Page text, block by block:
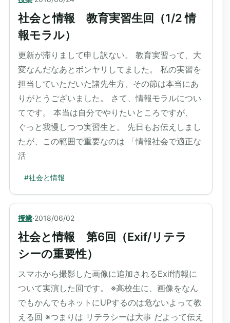
社会と情報 教育実習生回（1/2 情
報モラル）
更新が滞りまして申し訳ない。 教育実習って、大
変なんだなあとボンヤリしてました。 私の実習を
担当していただいた諸先生方、その節は本当にあ
りがとうございました。 さて、情報モラルについ
てです。 本当は自分でやりたいところですが、
ぐっと我慢しつつ実習生と。 先日もお伝えしまし
たが、この範囲で重要なのは 「情報社会で適正な
活
#社会と情報
授業·2018/06/02
社会と情報 第6回（Exif/リテラ
シーの重要性）
スマホから撮影した画像に追加されるExif情報に
ついて実演した回です。 ※高校生に、画像をなん
でもかんでもネットにUPするのは危ないよって教
える回 ※つまりは リテラシーは大事 だよって伝え